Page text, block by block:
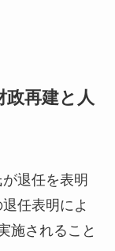
再建と人
退任を表明
任表明によ
施されること